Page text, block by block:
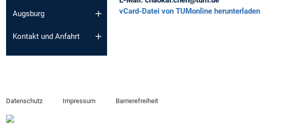
Augsburg
Kontakt und Anfahrt
vCard-Datei von TUMonline herunterladen
Datenschutz Impressum Barrierefreiheit